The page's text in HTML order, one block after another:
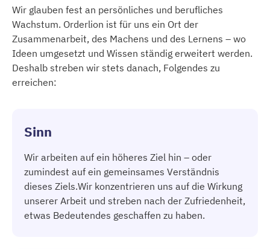
Wir glauben fest an persönliches und berufliches
Wachstum. Orderlion ist für uns ein Ort der
Zusammenarbeit, des Machens und des Lernens – wo
Ideen umgesetzt und Wissen ständig erweitert werden.
Deshalb streben wir stets danach, Folgendes zu
erreichen:
Sinn
Wir arbeiten auf ein höheres Ziel hin – oder
zumindest auf ein gemeinsames Verständnis
dieses Ziels.Wir konzentrieren uns auf die Wirkung
unserer Arbeit und streben nach der Zufriedenheit,
etwas Bedeutendes geschaffen zu haben.